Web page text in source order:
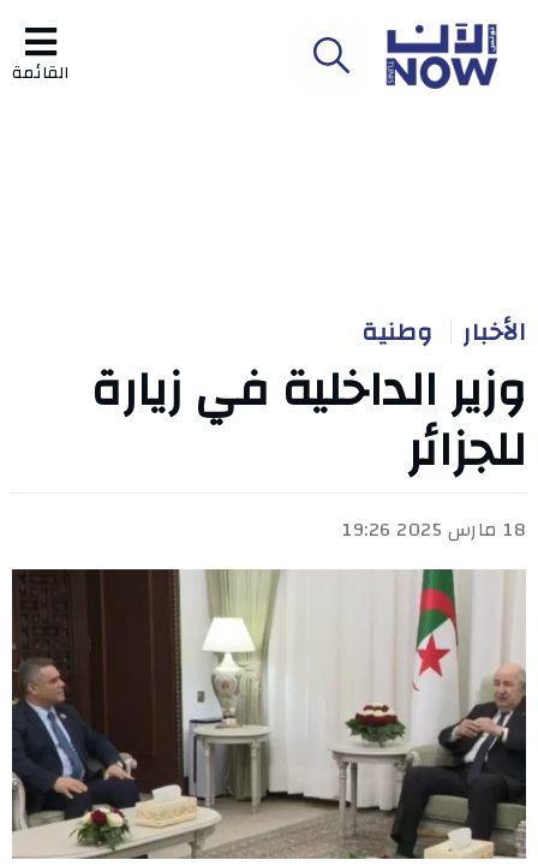
القائمة
الأخبار وطنية
وزير الداخلية في زيارة
للجزائر
18 مارس 2025 19:26